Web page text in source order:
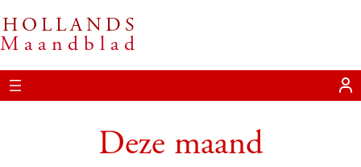
Ga
naar
de
inhoud
HOLLANDS
Maandblad
Deze maand